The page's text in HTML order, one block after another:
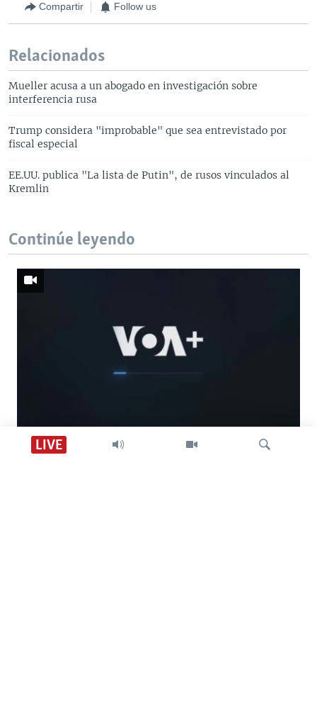
LIVE
Compartir Follow us
Relacionados
Mueller acusa a un abogado en investigación sobre
interferencia rusa
Trump considera "improbable" que sea entrevistado por
fiscal especial
EE.UU. publica "La lista de Putin", de rusos vinculados al
Kremlin
Continúe leyendo
Descarga VOA +